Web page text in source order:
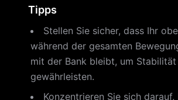
Tipps
Stellen Sie sicher, dass Ihr
während der gesamten
mit der Bank bleibt, um Stabilität
gewährleisten.
Konzentrieren Sie sich darauf,